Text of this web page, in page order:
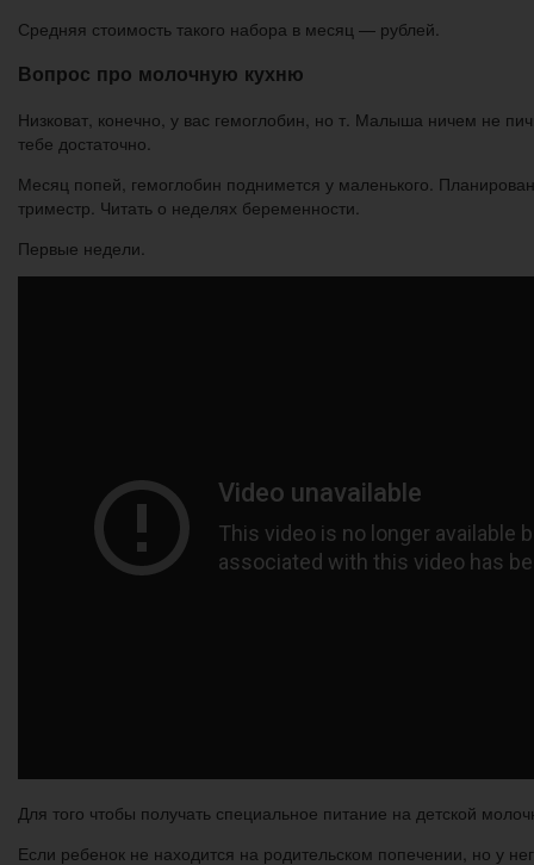
Средняя стоимость такого набора в месяц — рублей.
Вопрос про молочную кухню
Низковат, конечно, у вас гемоглобин, но т. Малыша ничем не
тебе достаточно.
Месяц попей, гемоглобин поднимется у маленького.
триместр. Читать о неделях беременности.
Первые недели.
Для того чтобы получать специальное питание на детской
Если ребенок не находится на родительском попечении, но у